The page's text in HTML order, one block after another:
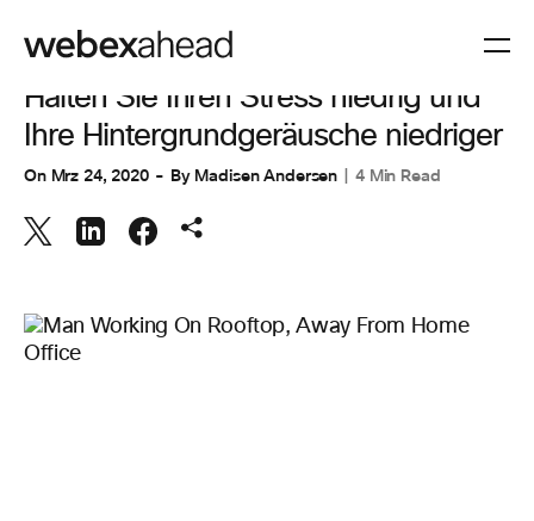
ARBEITSBEREICHE ,ZUSAMMENARBEIT
Halten Sie Ihren Stress niedrig und
Ihre Hintergrundgeräusche niedriger
On Mrz 24, 2020 By Madisen Andersen 4 Min Read